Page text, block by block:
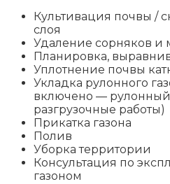
Культивация почвы /
слоя
Удаление сорняков и
Планировка,
Уплотнение почвы
Укладка рулонного
включено — рулонный
разгрузочные работы)
Прикатка газона
Полив
Уборка территории
Консультация по
газоном